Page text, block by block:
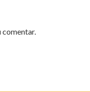
comentar.